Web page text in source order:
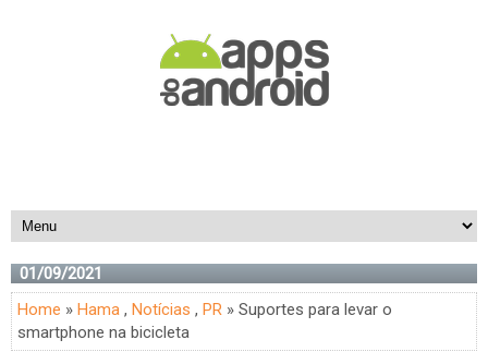
01/09/2021
Home » Hama , Notícias , PR » Suportes para levar o
smartphone na bicicleta